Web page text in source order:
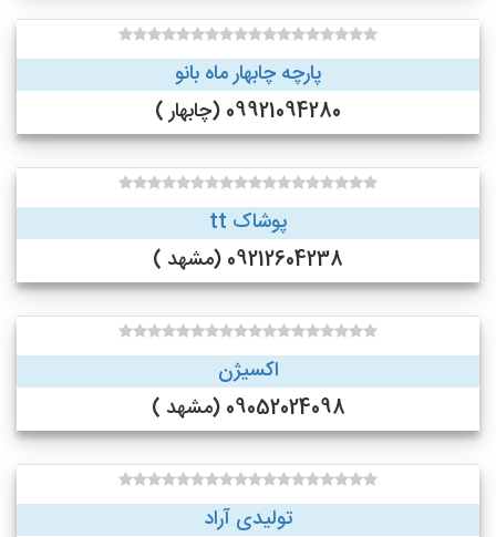
پارچه چابهار ماه بانو
09921094280 (چابهار )
پوشاک tt
09212604238 (مشهد )
اکسیژن
09052024098 (مشهد )
تولیدی آراد